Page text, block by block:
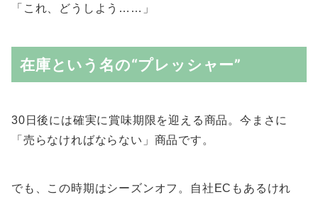
「これ、どうしよう……」
在庫という名の“プレッシャー”
30日後には確実に賞味期限を迎える商品。今まさに
「売らなければならない」商品です。
でも、この時期はシーズンオフ。自社ECもあるけれ